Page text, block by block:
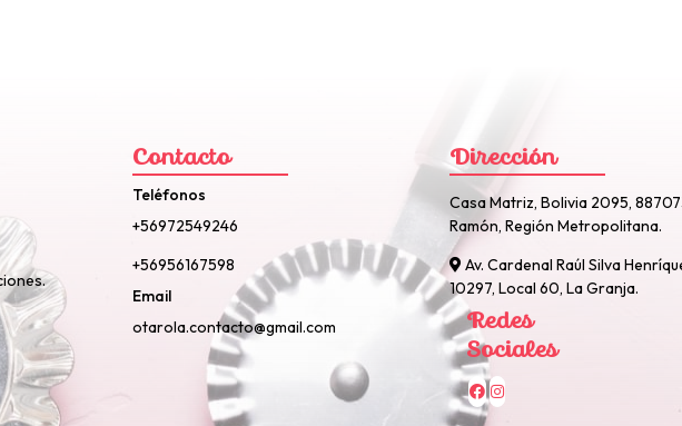
Contacto
Teléfonos
+56972549246
+56956167598
Email
otarola.contacto@gmail.com
Dirección
Casa Matriz, Bolivia 2095,
Ramón, Región Metropolitana.
Av. Cardenal Raúl Silva
10297, Local 60, La Granja.
Redes
Sociales